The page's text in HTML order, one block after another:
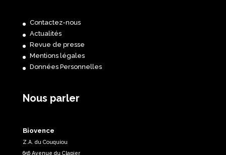
Contactez-nous
Actualités
Revue de presse
Mentions légales
Données Personnelles
Nous parler
Biovence
Z.A. du Couquiou
656 Avenue du Clapier